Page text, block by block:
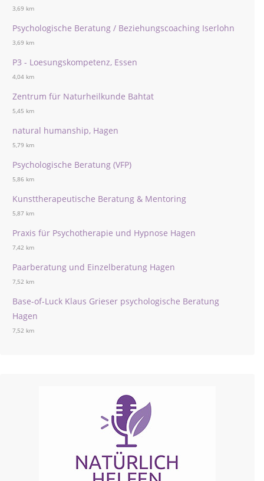
3,69 km
Psychologische Beratung / Beziehungscoaching Iserlohn
3,69 km
P3 - Loesungskompetenz, Essen
4,04 km
Zentrum für Naturheilkunde Bahtat
5,45 km
natural humanship, Hagen
5,79 km
Psychologische Beratung (VFP)
5,86 km
Kunsttherapeutische Beratung & Mentoring
5,87 km
Praxis für Psychotherapie und Hypnose Hagen
7,42 km
Paarberatung und Einzelberatung Hagen
7,52 km
Base-of-Luck Klaus Grieser psychologische Beratung
Hagen
7,52 km